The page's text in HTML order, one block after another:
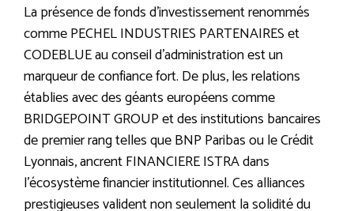
La présence de fonds d’investissement renommés
comme PECHEL INDUSTRIES PARTENAIRES et
CODEBLUE au conseil d’administration est un
marqueur de confiance fort. De plus, les relations
établies avec des géants européens comme
BRIDGEPOINT GROUP et des institutions bancaires
de premier rang telles que BNP Paribas ou le Crédit
Lyonnais, ancrent FINANCIERE ISTRA dans
l’écosystème financier institutionnel. Ces alliances
prestigieuses valident non seulement la solidité du